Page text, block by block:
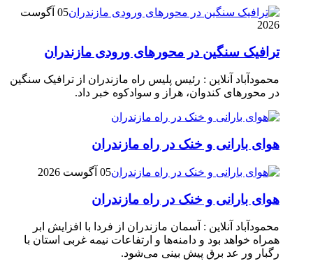
05 آگوست
2026
ترافیک سنگین در محور‌های ورودی مازندران
محمودآباد آنلاین : رئیس پلیس راه مازندران از ترافیک سنگین
در محور‌های کندوان، هراز و سوادکوه خبر داد.
هوای بارانی و خنک در راه مازندران
05 آگوست 2026
هوای بارانی و خنک در راه مازندران
محمودآباد آنلاین : آسمان مازندران از فردا با افزایش ابر
همراه خواهد بود و دامنه‌ها و ارتفاعات نیمه غربی استان با
رگبار ور عد برق پیش بینی می‌شود.